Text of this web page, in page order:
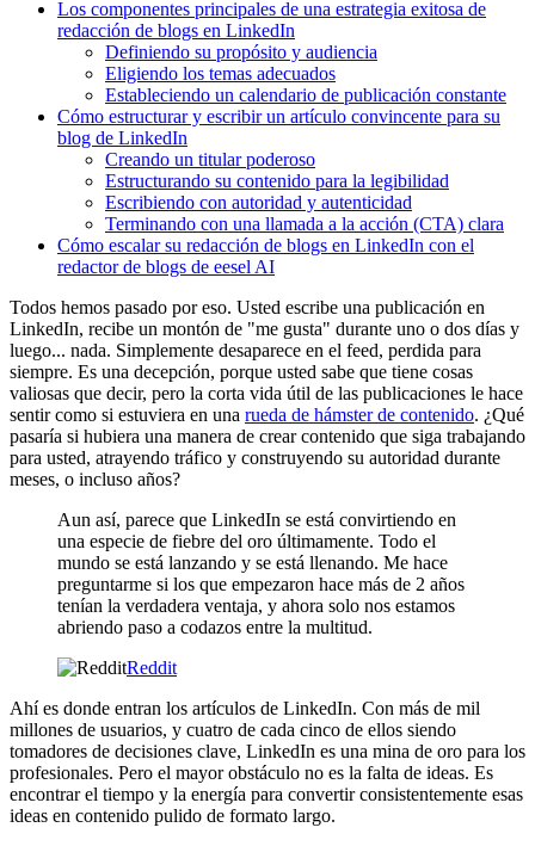
Los componentes principales de una estrategia exitosa de
redacción de blogs en LinkedIn
Definiendo su propósito y audiencia
Eligiendo los temas adecuados
Estableciendo un calendario de publicación constante
Cómo estructurar y escribir un artículo convincente para su
blog de LinkedIn
Creando un titular poderoso
Estructurando su contenido para la legibilidad
Escribiendo con autoridad y autenticidad
Terminando con una llamada a la acción (CTA) clara
Cómo escalar su redacción de blogs en LinkedIn con el
redactor de blogs de eesel AI
Todos hemos pasado por eso. Usted escribe una publicación en
LinkedIn, recibe un montón de "me gusta" durante uno o dos días y
luego... nada. Simplemente desaparece en el feed, perdida para
siempre. Es una decepción, porque usted sabe que tiene cosas
valiosas que decir, pero la corta vida útil de las publicaciones le hace
sentir como si estuviera en una rueda de hámster de contenido. ¿Qué
pasaría si hubiera una manera de crear contenido que siga trabajando
para usted, atrayendo tráfico y construyendo su autoridad durante
meses, o incluso años?
Aun así, parece que LinkedIn se está convirtiendo en
una especie de fiebre del oro últimamente. Todo el
mundo se está lanzando y se está llenando. Me hace
preguntarme si los que empezaron hace más de 2 años
tenían la verdadera ventaja, y ahora solo nos estamos
abriendo paso a codazos entre la multitud.
Reddit
Ahí es donde entran los artículos de LinkedIn. Con más de mil
millones de usuarios, y cuatro de cada cinco de ellos siendo
tomadores de decisiones clave, LinkedIn es una mina de oro para los
profesionales. Pero el mayor obstáculo no es la falta de ideas. Es
encontrar el tiempo y la energía para convertir consistentemente esas
ideas en contenido pulido de formato largo.